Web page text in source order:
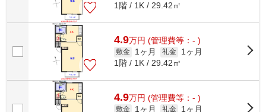
1階 / 1K / 29.42㎡
4.9万円 (管理費等：- )
敷金 1ヶ月 礼金
1ヶ月
1階 / 1K / 29.42㎡
4.9万円 (管理費等：- )
敷金 1ヶ月 礼金
1ヶ月